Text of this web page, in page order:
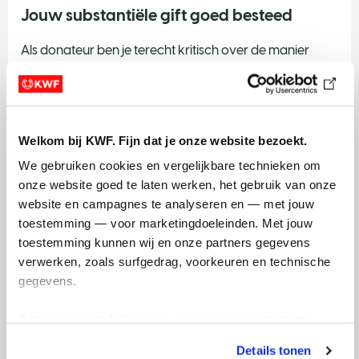
Welkom bij KWF. Fijn dat je onze website bezoekt.
We gebruiken cookies en vergelijkbare technieken om
onze website goed te laten werken, het gebruik van onze
website en campagnes te analyseren en — met jouw
toestemming — voor marketingdoeleinden. Met jouw
toestemming kunnen wij en onze partners gegevens
verwerken, zoals surfgedrag, voorkeuren en technische
gegevens.
Details tonen
Jouw substantiële gift goed besteed
Als donateur ben je terecht kritisch over de manier
daarom graag uit waar het geld naar toe gaat:
bekijk 2025 in beeld
of download het volledige jaarverslag
Contact en advies
Denk je na over een substantiële gift? Of